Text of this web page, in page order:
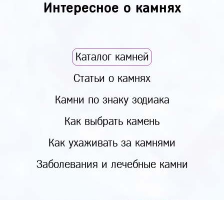
Интересное о камнях
Каталог камней
Статьи о камнях
Камни по знаку зодиака
Как выбрать камень
Как ухаживать за камнями
Заболевания и лечебные камни